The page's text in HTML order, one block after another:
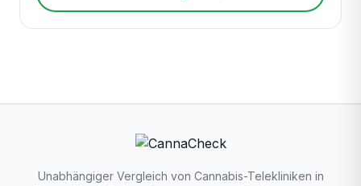
Unabhängiger Vergleich von Cannabis-Telekliniken in